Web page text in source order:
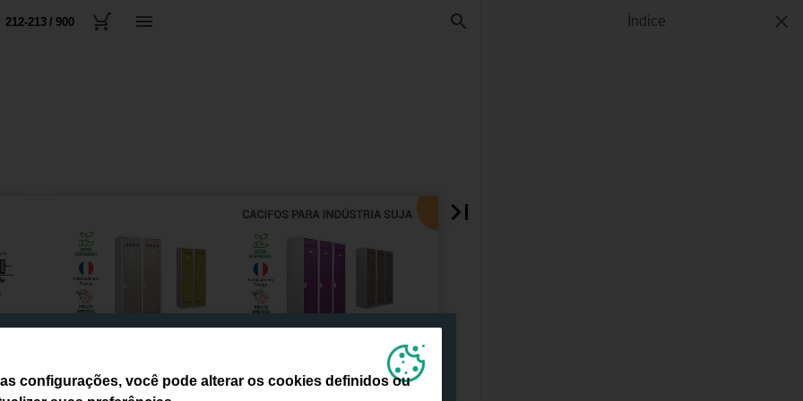
212-213 / 900 Índice
configurações, você pode alterar os cookies definidos ou